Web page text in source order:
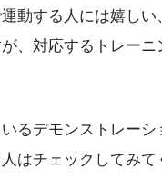
動する人には嬉し
、対応するトレー
るデモンストレー
はチェックしてみて